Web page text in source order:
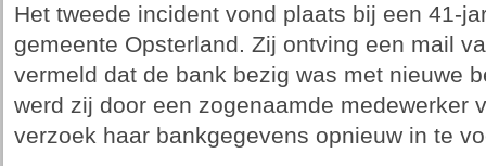
Het tweede incident vond plaats bij een 41-
gemeente Opsterland. Zij ontving een mail
vermeld dat de bank bezig was met nieuwe
werd zij door een zogenaamde medewerker
verzoek haar bankgegevens opnieuw in te